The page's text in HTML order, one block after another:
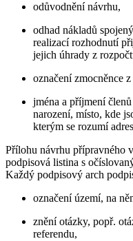
odůvodnění návrhu,
odhad nákladů
realizací rozhodnutí
jejich úhrady z
označení zmocněnce
jména a příjmení
narození, místo, kde
kterým se rozumí
Přílohu návrhu přípravného
podpisová listina s
Každý podpisový arch
označení území, na
znění otázky, popř.
referendu,